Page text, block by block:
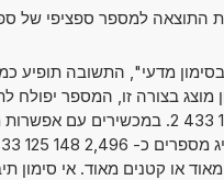
התוצאה למספר ספציפי של
בפועל, כזה 2,496 148 125 433 2.
או קטנים מאוד. אי סימון